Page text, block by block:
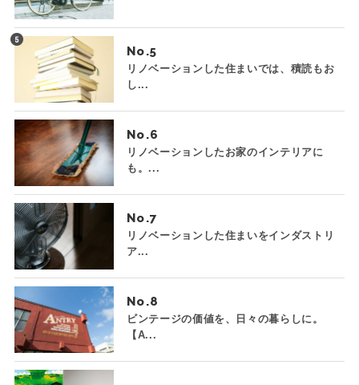
No.
リノベーションした住まいでは、積読もお
し...
No.
リノベーションしたお家のインテリアに
も。...
No.
リノベーションした住まいをインダストリ
ア...
No.
ビンテージの価値を、日々の暮らしに。
【A...